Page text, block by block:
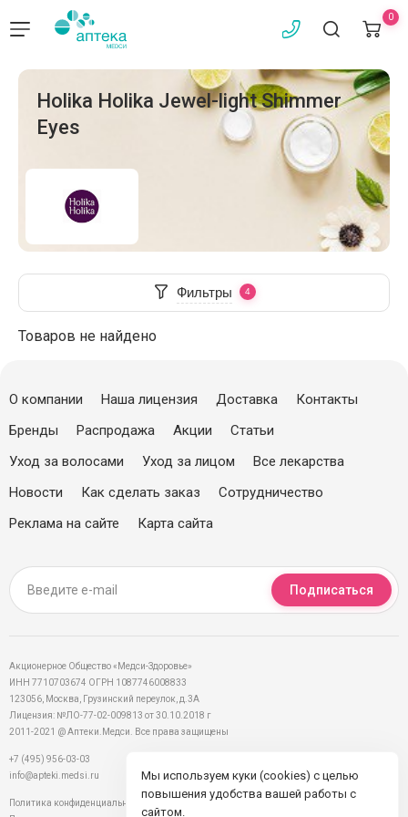
0
Holika Holika Jewel-light Shimmer
Eyes
Фильтры
Товаров не найдено
О компании Наша лицензия Доставка
Контакты
Бренды
Распродажа Акции
Статьи
Уход за волосами
Уход за лицом
Все лекарства
Новости
Как сделать заказ
Сотрудничество
Реклама на сайте
Карта сайта
Подписаться
Акционерное Общество «Медси-Здоровье»
ИНН 7710703674 ОГРН 1087746008833
123056, Москва, Грузинский переулок, д.3А
Лицензия: №ЛО-77-02-009813 от 30.10.2018 г
2011-2021 @ Аптеки.Медси. Все права защищены
+7 (495) 956-03-03
info@apteki.medsi.ru
Политика конфиденциальности
Мы используем куки (cookies) с целью
повышения удобства вашей работы с
сайтом.